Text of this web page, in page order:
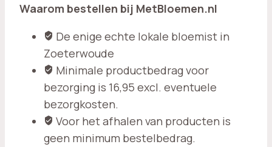
Waarom bestellen bij MetBloemen.nl
De enige echte lokale bloemist in
Zoeterwoude
Minimale productbedrag voor
bezorging is 16,95 excl. eventuele
bezorgkosten.
Voor het afhalen van producten is
geen minimum bestelbedrag.